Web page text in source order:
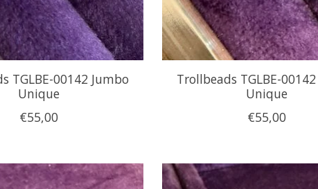
TGLBE-00142 Jumbo
Unique
€55,00
Trollbeads TGLBE-
Unique
€55,00